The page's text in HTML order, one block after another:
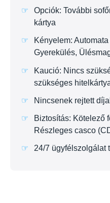
Opciók: További
kártya
Kényelem:
Gyerekülés,
Kaució: Nincs
szükséges
Nincsenek rejtett
Biztosítás: Kötelező
Részleges casco
24/7 ügyfélszolgálat